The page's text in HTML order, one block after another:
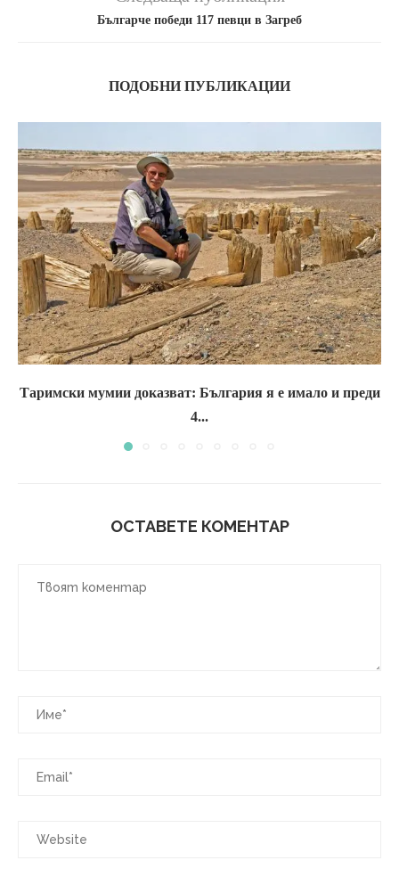
Българче победи 117 певци в Загреб
ПОДОБНИ ПУБЛИКАЦИИ
Таримски мумии доказват: България я е имало и преди
4...
ОСТАВЕТЕ КОМЕНТАР